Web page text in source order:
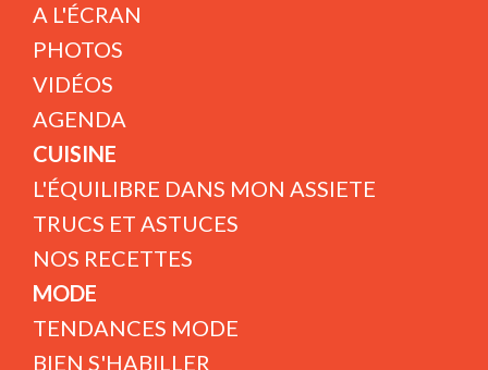
A L'ÉCRAN
PHOTOS
VIDÉOS
AGENDA
CUISINE
L'ÉQUILIBRE DANS MON ASSIETE
TRUCS ET ASTUCES
NOS RECETTES
MODE
TENDANCES MODE
BIEN S'HABILLER